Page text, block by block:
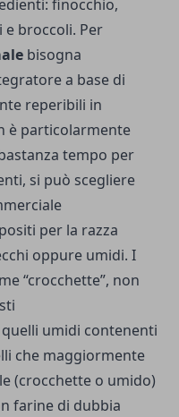
finocchio,
broccoli. Per
bisogna
a base di
reperibili in
è particolarmente
tempo per
si può scegliere
per la razza
oppure umidi. I
“crocchette”, non
umidi contenenti
che maggiormente
(crocchette o umido)
farine di dubbia